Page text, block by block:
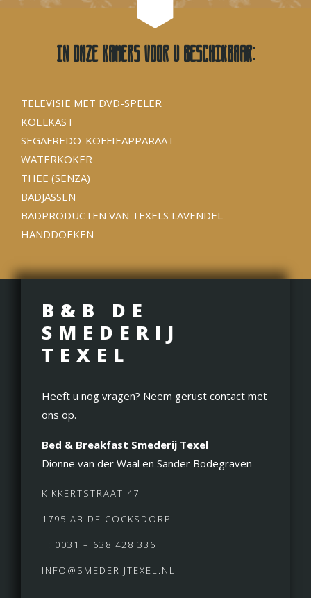
In onze kamers voor u beschikbaar:
TELEVISIE MET DVD-SPELER
KOELKAST
SEGAFREDO-KOFFIEAPPARAAT
WATERKOKER
THEE (SENZA)
BADJASSEN
BADPRODUCTEN VAN TEXELS LAVENDEL
HANDDOEKEN
B&B DE
SMEDERIJ
TEXEL
Heeft u nog vragen? Neem gerust contact met
ons op.
Bed & Breakfast Smederij Texel
Dionne van der Waal en Sander Bodegraven
KIKKERTSTRAAT 47
1795 AB DE COCKSDORP
T: 0031 – 638 428 336
INFO@SMEDERIJTEXEL.NL